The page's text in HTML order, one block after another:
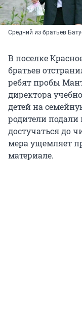
Средний из братьев
В поселке
братьев
ребят пробы
директора
детей на
родители подали
достучаться до
мера ущемляет
материале.